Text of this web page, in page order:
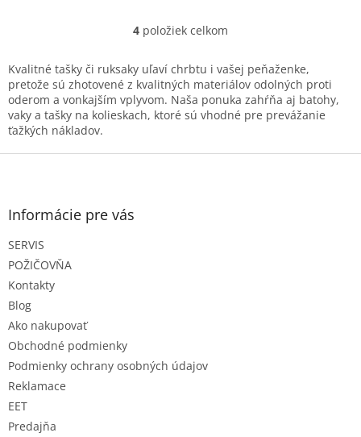
O
l
á
d
a
e
4 položiek celkom
Kvalitné tašky či ruksaky uľaví chrbtu i vašej peňaženke,
pretože sú zhotovené z kvalitných materiálov odolných proti
oderom a vonkajším vplyvom. Naša ponuka zahŕňa aj batohy,
vaky a tašky na kolieskach, ktoré sú vhodné pre prevážanie
ťažkých nákladov.
Z
Informácie pre vás
SERVIS
POŽIČOVŇA
Kontakty
Blog
Ako nakupovať
Obchodné podmienky
Podmienky ochrany osobných údajov
Reklamace
EET
Predajňa